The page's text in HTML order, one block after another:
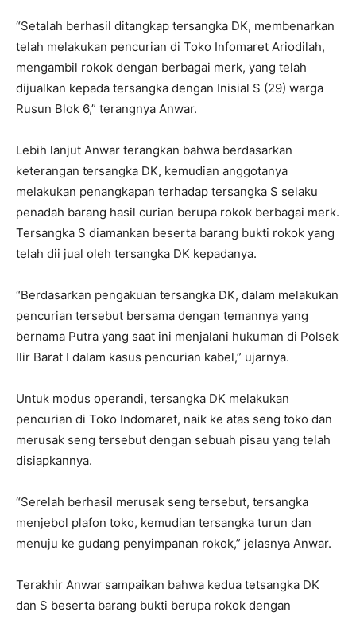
“Setalah berhasil ditangkap tersangka DK, membenarkan
telah melakukan pencurian di Toko Infomaret Ariodilah,
mengambil rokok dengan berbagai merk, yang telah
dijualkan kepada tersangka dengan Inisial S (29) warga
Rusun Blok 6,” terangnya Anwar.
Lebih lanjut Anwar terangkan bahwa berdasarkan
keterangan tersangka DK, kemudian anggotanya
melakukan penangkapan terhadap tersangka S selaku
penadah barang hasil curian berupa rokok berbagai merk.
Tersangka S diamankan beserta barang bukti rokok yang
telah dii jual oleh tersangka DK kepadanya.
“Berdasarkan pengakuan tersangka DK, dalam melakukan
pencurian tersebut bersama dengan temannya yang
bernama Putra yang saat ini menjalani hukuman di Polsek
Ilir Barat I dalam kasus pencurian kabel,” ujarnya.
Untuk modus operandi, tersangka DK melakukan
pencurian di Toko Indomaret, naik ke atas seng toko dan
merusak seng tersebut dengan sebuah pisau yang telah
disiapkannya.
“Serelah berhasil merusak seng tersebut, tersangka
menjebol plafon toko, kemudian tersangka turun dan
menuju ke gudang penyimpanan rokok,” jelasnya Anwar.
Terakhir Anwar sampaikan bahwa kedua tetsangka DK
dan S beserta barang bukti berupa rokok dengan